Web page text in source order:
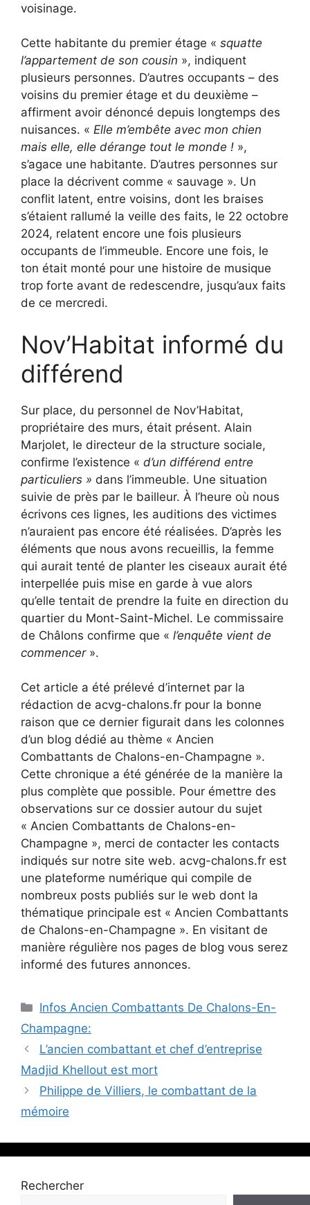
voisinage.
Cette habitante du premier étage « squatte
l’appartement de son cousin », indiquent
plusieurs personnes. D’autres occupants – des
voisins du premier étage et du deuxième –
affirment avoir dénoncé depuis longtemps des
nuisances. « Elle m’embête avec mon chien
mais elle, elle dérange tout le monde ! »,
s’agace une habitante. D’autres personnes sur
place la décrivent comme « sauvage ». Un
conflit latent, entre voisins, dont les braises
s’étaient rallumé la veille des faits, le 22 octobre
2024, relatent encore une fois plusieurs
occupants de l’immeuble. Encore une fois, le
ton était monté pour une histoire de musique
trop forte avant de redescendre, jusqu’aux faits
de ce mercredi.
Nov’Habitat informé du
différend
Sur place, du personnel de Nov’Habitat,
propriétaire des murs, était présent. Alain
Marjolet, le directeur de la structure sociale,
confirme l’existence « d’un différend entre
particuliers » dans l’immeuble. Une situation
suivie de près par le bailleur. À l’heure où nous
écrivons ces lignes, les auditions des victimes
n’auraient pas encore été réalisées. D’après les
éléments que nous avons recueillis, la femme
qui aurait tenté de planter les ciseaux aurait été
interpellée puis mise en garde à vue alors
qu’elle tentait de prendre la fuite en direction du
quartier du Mont-Saint-Michel. Le commissaire
de Châlons confirme que « l’enquête vient de
commencer».
Cet article a été prélevé d’internet par la
rédaction de acvg-chalons.fr pour la bonne
raison que ce dernier figurait dans les colonnes
d’un blog dédié au thème « Ancien
Combattants de Chalons-en-Champagne ».
Cette chronique a été générée de la manière la
plus complète que possible. Pour émettre des
observations sur ce dossier autour du sujet
« Ancien Combattants de Chalons-en-
Champagne », merci de contacter les contacts
indiqués sur notre site web. acvg-chalons.fr est
une plateforme numérique qui compile de
nombreux posts publiés sur le web dont la
thématique principale est « Ancien Combattants
de Chalons-en-Champagne ». En visitant de
manière régulière nos pages de blog vous serez
informé des futures annonces.
Catégories
Infos Ancien Combattants De Chalons-En-
Champagne:
L’ancien combattant et chef d’entreprise
Madjid Khellout est mort
Philippe de Villiers, le combattant de la
mémoire
Rechercher